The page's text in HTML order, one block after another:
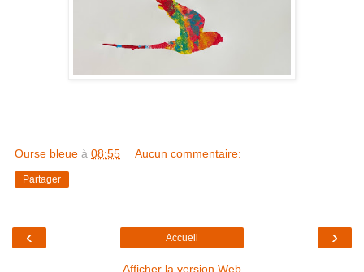
Ourse bleue à 08:55 Aucun commentaire:
Partager
‹ ›
Accueil
Afficher la version Web